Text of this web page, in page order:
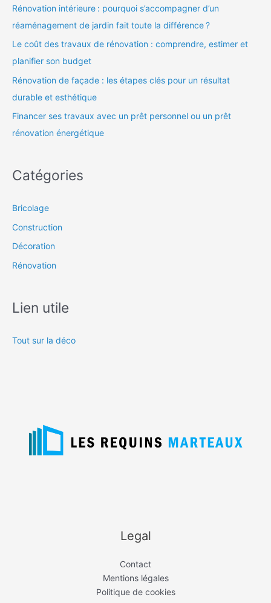
Rénovation intérieure : pourquoi s’accompagner d’un
réaménagement de jardin fait toute la différence ?
Le coût des travaux de rénovation : comprendre, estimer et
planifier son budget
Rénovation de façade : les étapes clés pour un résultat
durable et esthétique
Financer ses travaux avec un prêt personnel ou un prêt
rénovation énergétique
Catégories
Bricolage
Construction
Décoration
Rénovation
Lien utile
Tout sur la déco
Legal
Contact
Mentions légales
Politique de cookies